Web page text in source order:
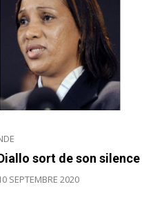
sort de son silence
SEPTEMBRE 2020